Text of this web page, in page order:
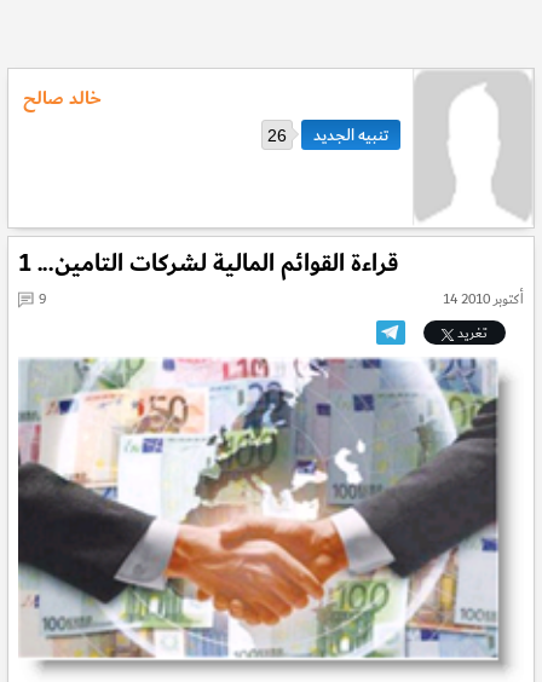
خالد صالح
26
قراءة القوائم المالية لشركات التامين... 1
14 أكتوبر 2010
9
تغريد